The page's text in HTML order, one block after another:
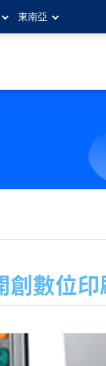
東南亞
數位印